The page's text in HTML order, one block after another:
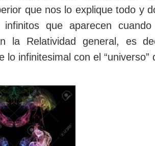
que nos lo explique todo y
infinitos que aparecen
la Relatividad general, es
lo infinitesimal con el